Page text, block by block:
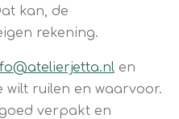
kan, de
rekening.
en
wilt ruilen en waarvoor.
verpakt en